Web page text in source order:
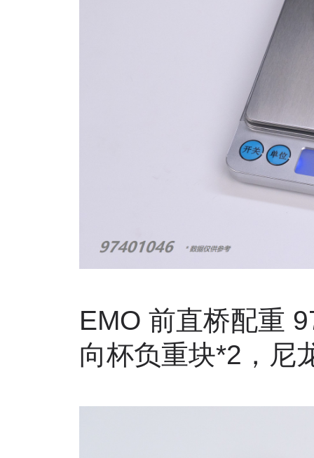
EMO 前直桥配重
向杯负重块*2 ，尼